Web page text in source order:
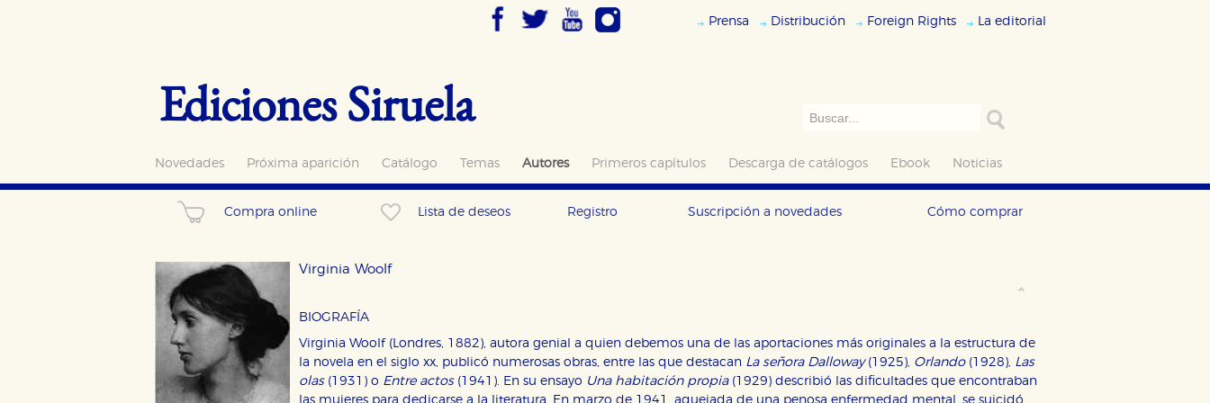
Prensa Distribución Foreign Rights La editorial
Ediciones Siruela
Novedades Próxima aparición Catálogo Temas Autores Primeros capítulos Descarga de catálogos Ebook Noticias
Compra online Lista de deseos Registro Suscripción a novedades Cómo comprar
Virginia Woolf
BIOGRAFÍA
Virginia Woolf (Londres, 1882), autora genial a quien debemos una de las aportaciones más originales a la estructura de
la novela en el siglo xx, publicó numerosas obras, entre las que destacan La señora Dalloway(1925), Orlando(1928), Las
olas(1931) o Entre actos(1941). En su ensayo Una habitación propia (1929) describió las dificultades que encontraban
las mujeres para dedicarse a la literatura. En marzo de 1941, aquejada de una penosa enfermedad mental, se suicidó